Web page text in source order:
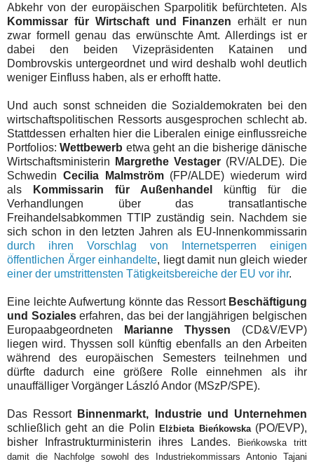
Abkehr von der europäischen Sparpolitik befürchteten. Als
Kommissar für Wirtschaft und Finanzen erhält er nun
zwar formell genau das erwünschte Amt. Allerdings ist er
dabei den beiden Vizepräsidenten Katainen und
Dombrovskis untergeordnet und wird deshalb wohl deutlich
weniger Einfluss haben, als er erhofft hatte.
Und auch sonst schneiden die Sozialdemokraten bei den
wirtschaftspolitischen Ressorts ausgesprochen schlecht ab.
Stattdessen erhalten hier die Liberalen einige einflussreiche
Portfolios:Wettbewerb etwa geht an die bisherige dänische
Wirtschaftsministerin
Margrethe Vestager (RV/ALDE). Die
Schwedin Cecilia Malmström (FP/ALDE) wiederum wird
als
Kommissarin für Außenhandel
künftig für die
Verhandlungen über das transatlantische
Freihandelsabkommen TTIP zuständig sein. Nachdem sie
sich schon in den letzten Jahren als EU-Innenkommissarin
durch ihren Vorschlag von Internetsperren einigen
öffentlichen Ärger einhandelte, liegt damit nun gleich wieder
einer der umstrittensten Tätigkeitsbereiche der EU vor ihr.
Eine leichte Aufwertung könnte das Ressort Beschäftigung
und Sozialeserfahren, das bei der langjährigen belgischen
Europaabgeordneten
Marianne Thyssen (CD&V/EVP)
liegen wird. Thyssen soll künftig ebenfalls an den Arbeiten
während des europäischen Semesters teilnehmen und
dürfte dadurch eine größere Rolle einnehmen als ihr
unauffälliger Vorgänger László Andor (MSzP/SPE).
Das Ressort Binnenmarkt, Industrie und Unternehmen
schließlichgeht an die PolinElżbieta Bieńkowska (PO/EVP),
bisher Infrastrukturministerin ihres Landes.
Bieńkowska tritt
damit die Nachfolge sowohl des Industriekommissars Antonio Tajani